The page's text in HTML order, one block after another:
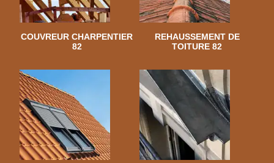
COUVREUR CHARPENTIER
82
REHAUSSEMENT DE
TOITURE 82